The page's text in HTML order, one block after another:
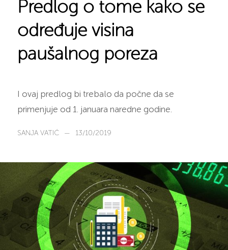
Predlog o tome kako se
određuje visina
paušalnog poreza
I ovaj predlog bi trebalo da počne da se
primenjuje od 1. januara naredne godine.
SANJA VATIĆ — 13/10/2019